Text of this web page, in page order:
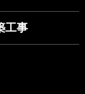
工事